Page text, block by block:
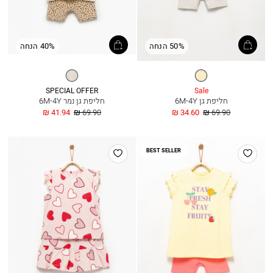
50% הנחה
בננה
Sale
חליפת גן 6M-4Y
החל
34.60 ₪ מחיר
69.90 ₪
40% הנחה
אופוויט
מלאנז’
SPECIAL OFFER
חליפת גן נמר 6M-4Y
החל
41.94 ₪ מחיר
69.90 ₪
BEST SELLER הוסף
למועדפים
הוסף
למועדפים